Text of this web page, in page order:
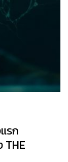
รก
THE